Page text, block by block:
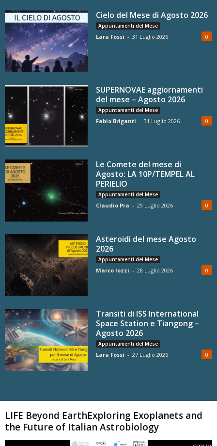
Cielo del Mese di Agosto 2026
Appuntamenti del Mese
Lara Fossi - 31 Luglio 2026 0
SUPERNOVAE aggiornamenti
del mese – Agosto 2026
Appuntamenti del Mese
Fabio Briganti - 31 Luglio 2026 0
Le Comete del mese di
Agosto: LA 10P/TEMPEL AL
PERIELIO
Appuntamenti del Mese
Claudio Pra - 29 Luglio 2026 0
Asteroidi del mese Agosto
2026
Appuntamenti del Mese
Marco Iozzi - 28 Luglio 2026 0
Transiti di ISS International
Space Station e Tiangong –
Agosto 2026
Appuntamenti del Mese
Lara Fossi - 27 Luglio 2026 0
LIFE Beyond EarthExploring Exoplanets and
the Future of Italian Astrobiology